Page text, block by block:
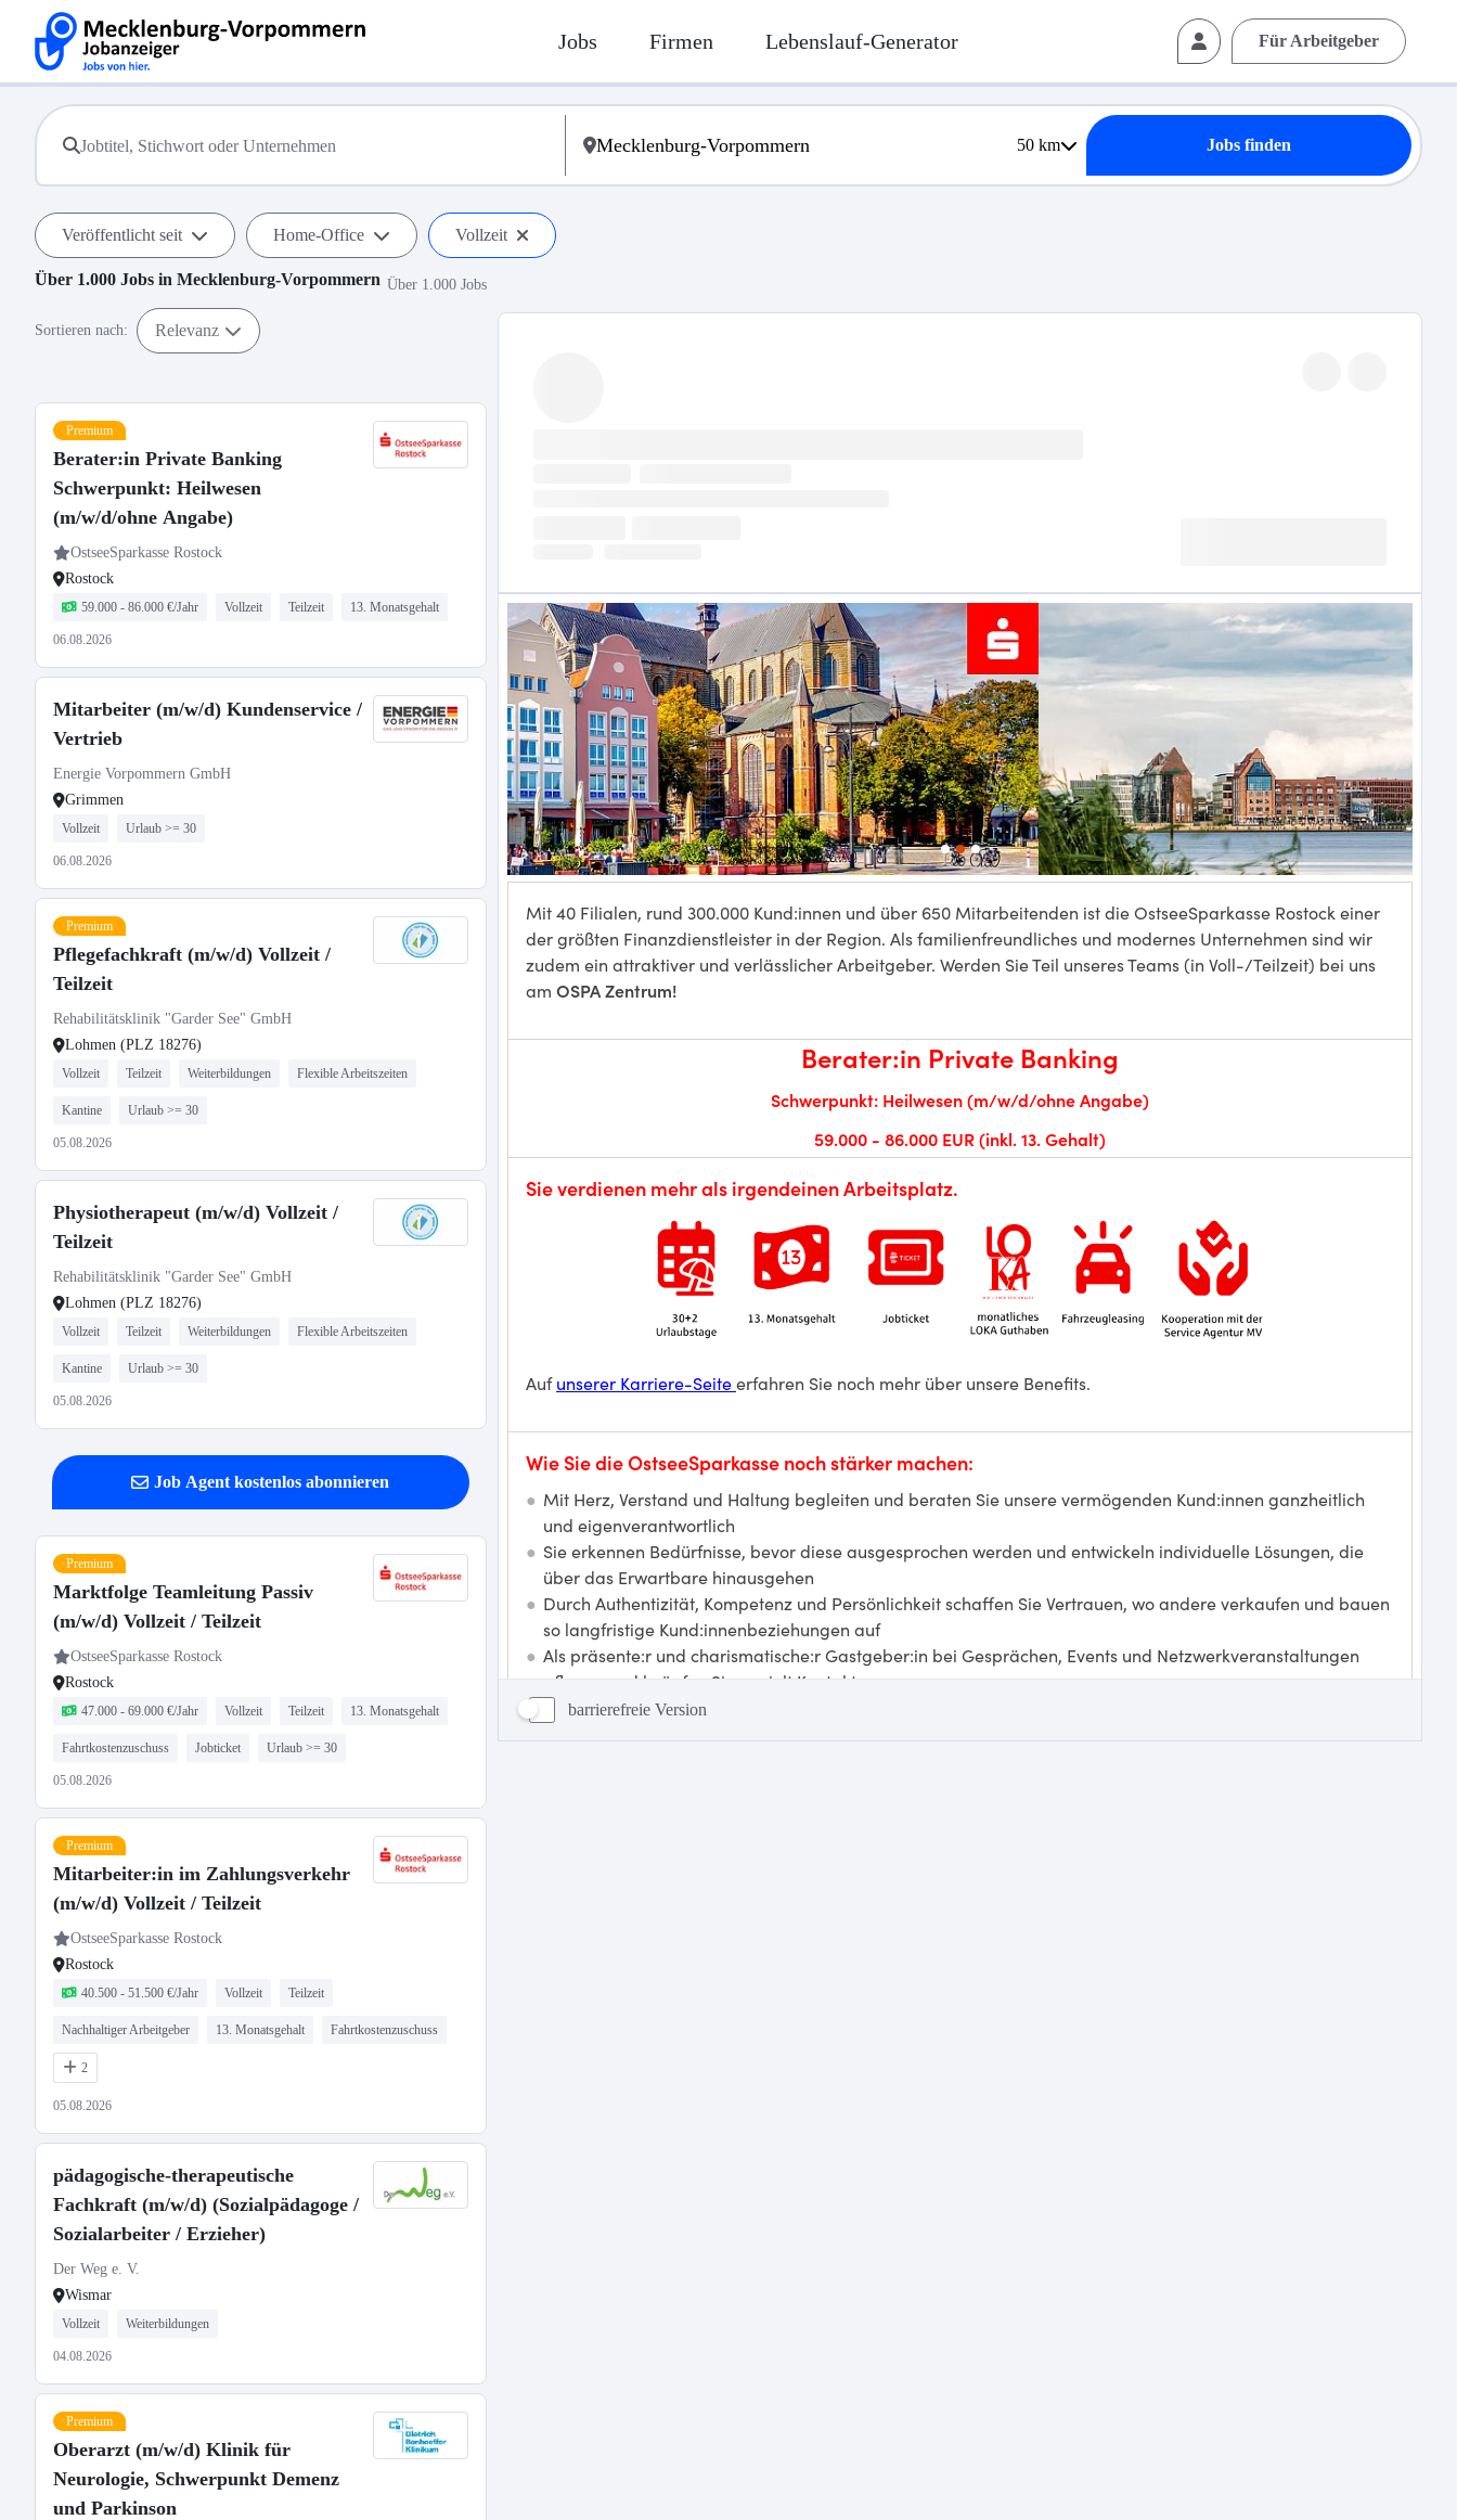
Jobs Firmen Lebenslauf-Generator Für Arbeitgeber
50km Jobs finden
Veröffentlicht seit Home-Office Vollzeit
Über 1.000 Jobs in Mecklenburg-Vorpommern Über 1.000 Jobs
Sortieren nach: Relevanz
Premium
Berater:in Private Banking
Schwerpunkt: Heilwesen
(m/w/d/ohne Angabe)
OstseeSparkasse Rostock
Rostock
59.000 - 86.000 €/Jahr Vollzeit Teilzeit 13. Monatsgehalt
06.08.2026
Mitarbeiter (m/w/d) Kundenservice /
Vertrieb
Energie Vorpommern GmbH
Grimmen
Vollzeit Urlaub >= 30
06.08.2026
Premium
Pflegefachkraft (m/w/d) Vollzeit /
Teilzeit
Rehabilitätsklinik "Garder See" GmbH
Lohmen (PLZ 18276)
Vollzeit Teilzeit Weiterbildungen Flexible Arbeitszeiten
Kantine Urlaub >= 30
05.08.2026
Physiotherapeut (m/w/d) Vollzeit /
Teilzeit
Rehabilitätsklinik "Garder See" GmbH
Lohmen (PLZ 18276)
Vollzeit Teilzeit Weiterbildungen Flexible Arbeitszeiten
Kantine Urlaub >= 30
05.08.2026
Job Agent kostenlos abonnieren
Premium
Marktfolge Teamleitung Passiv
(m/w/d) Vollzeit / Teilzeit
OstseeSparkasse Rostock
Rostock
47.000 - 69.000 €/Jahr Vollzeit Teilzeit 13. Monatsgehalt
Fahrtkostenzuschuss Jobticket Urlaub >= 30
05.08.2026
Premium
Mitarbeiter:in im Zahlungsverkehr
(m/w/d) Vollzeit / Teilzeit
OstseeSparkasse Rostock
Rostock
40.500 - 51.500 €/Jahr Vollzeit Teilzeit
Nachhaltiger Arbeitgeber 13. Monatsgehalt Fahrtkostenzuschuss
2
05.08.2026
pädagogische-therapeutische
Fachkraft (m/w/d) (Sozialpädagoge /
Sozialarbeiter / Erzieher)
Der Weg e. V.
Wismar
Vollzeit Weiterbildungen
04.08.2026
Premium
Oberarzt (m/w/d) Klinik für
Neurologie, Schwerpunkt Demenz
und Parkinson
barrierefreie Version